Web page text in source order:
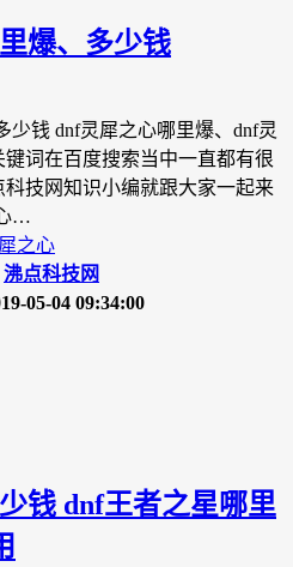
爆、多少钱
少钱 dnf灵犀之心哪里爆、dnf灵
词在百度搜索当中一直都有很
技网知识小编就跟大家一起来
…
之心
沸点科技网
05-04 09:34:00
钱 dnf王者之星哪里